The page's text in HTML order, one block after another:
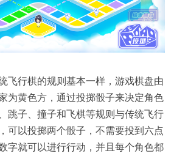
飞行棋的规则基本一样，游戏棋盘由
为黄色方，通过投掷骰子来决定角色
跳子、撞子和飞棋等规则与传统飞行
可以投掷两个骰子，不需要投到六点
字就可以进行行动，并且每个角色都